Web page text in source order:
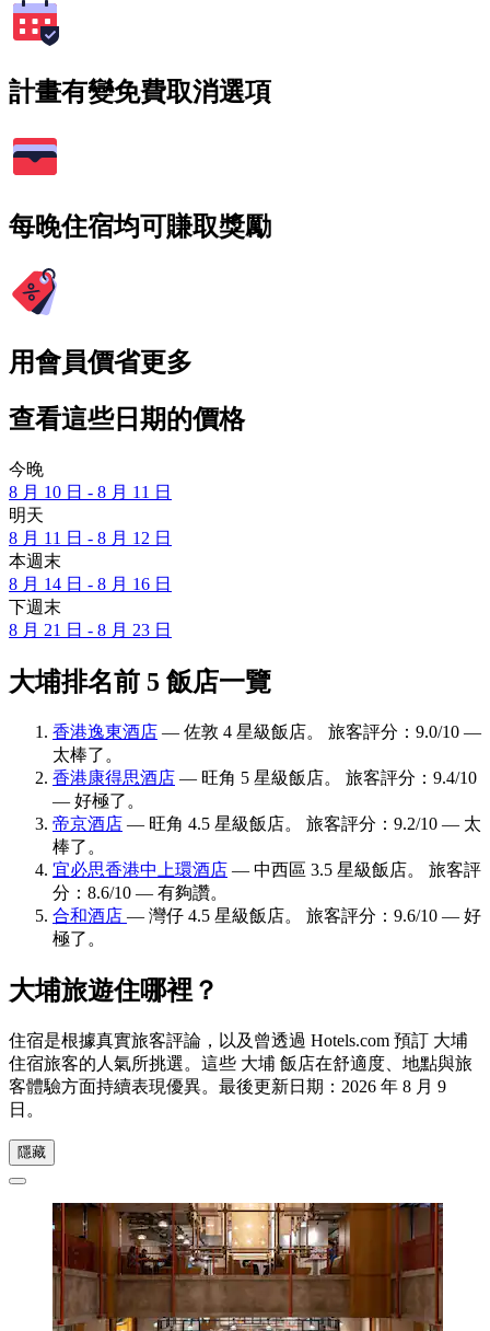
計畫有變免費取消選項
每晚住宿均可賺取獎勵
用會員價省更多
查看這些日期的價格
今晚
8 月 10 日 - 8 月 11 日
明天
8 月 11 日 - 8 月 12 日
本週末
8 月 14 日 - 8 月 16 日
下週末
8 月 21 日 - 8 月 23 日
大埔排名前 5 飯店一覽
香港逸東酒店 — 佐敦 4 星級飯店。 旅客評分：9.0/10 —
太棒了。
香港康得思酒店 — 旺角 5 星級飯店。 旅客評分：9.4/10
— 好極了。
帝京酒店 — 旺角 4.5 星級飯店。 旅客評分：9.2/10 — 太
棒了。
宜必思香港中上環酒店 — 中西區 3.5 星級飯店。 旅客評
分：8.6/10 — 有夠讚。
合和酒店 — 灣仔 4.5 星級飯店。 旅客評分：9.6/10 — 好
極了。
大埔旅遊住哪裡？
住宿是根據真實旅客評論，以及曾透過 Hotels.com 預訂 大埔
住宿旅客的人氣所挑選。這些 大埔 飯店在舒適度、地點與旅
客體驗方面持續表現優異。最後更新日期： 2026 年 8 月 9
日 。
隱藏